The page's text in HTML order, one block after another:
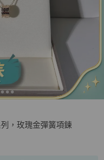
，玫瑰金彈簧項鍊